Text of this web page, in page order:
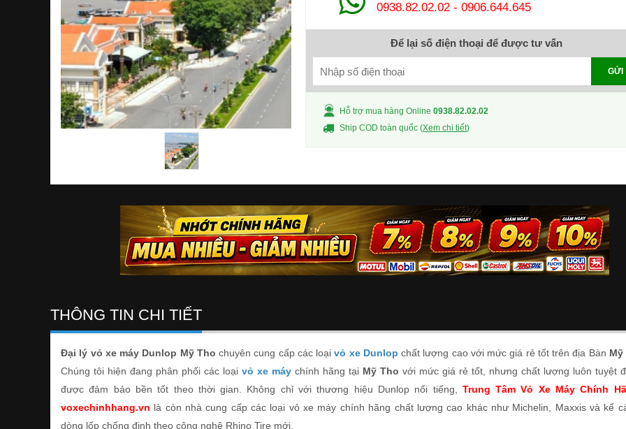
0938.82.02.02 -0906.644.645
Để lại số điện thoại để được tư vấn
GỬI
Hỗ trợ mua hàng Online 0938.82.02.02
Ship COD toàn quốc (Xem chi tiết)
THÔNG TIN CHI TIẾT
Đại lý vỏ xe máy Dunlop Mỹ Tho chuyên cung cấp các loạivỏ xe Dunlop chất lượng cao với mức giá rẻ tốt trên địa Bàn Mỹ
Chúng tôi hiện đang phân phối các loại vỏ xe máy chính hãng tại Mỹ Tho với mức giá rẻ tốt, nhưng chất lượng luôn tuyệt
được đảm bảo bền tốt theo thời gian. Không chỉ với thương hiệu Dunlop nổi tiếng, Trung Tâm Vỏ Xe Máy Chính
voxechinhhang.vn là còn nhà cung cấp các loại vỏ xe máy chính hãng chất lượng cao khác như Michelin, Maxxis và kể
dòng lốp chống đinh theo công nghệ Rhino Tire mới.